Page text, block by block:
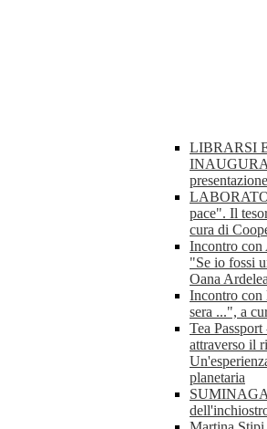
LIBRARSI
presentazione
pace". Il
cura di
Incontro con
"Se io fossi
Oana
Incontro
sera ...", a
Tea
attraverso il
planetaria